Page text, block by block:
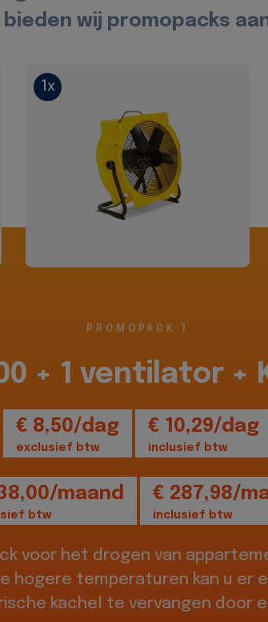
bieden wij promopacks
1x
PROMOPACK 1
+ 1 ventilator +
€ 8,50/dag
exclusief btw
€ 10,29/dag
inclusief btw
maand
btw
€ 287,98/
inclusief btw
voor het drogen van
hogere temperaturen kan u er
kachel te vervangen door